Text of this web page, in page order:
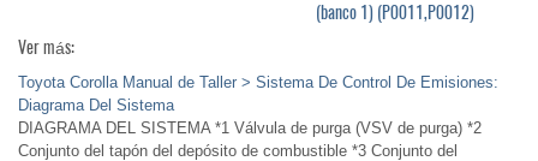
(banco 1) (P0011,P0012)
Ver más:
Toyota Corolla Manual de Taller > Sistema De Control De Emisiones:
Diagrama Del Sistema
DIAGRAMA DEL SISTEMA *1 Válvula de purga (VSV de purga) *2
Conjunto del tapón del depósito de combustible *3 Conjunto del